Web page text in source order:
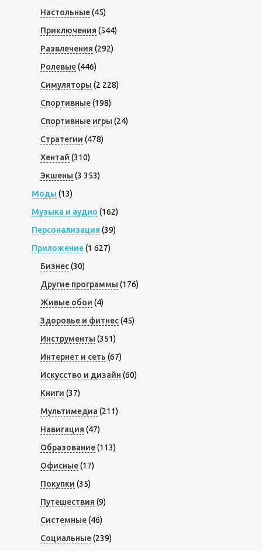
Настольные(45)
Приключения (544)
Развлечения (292)
Ролевые(446)
Симуляторы (2 228)
Спортивные(198)
Спортивные игры (24)
Стратегии (478)
Хентай (310)
Экшены (3 353)
Моды (13)
Музыка и аудио (162)
Персонализация (39)
Приложение(1 627)
Бизнес(30)
Другие программы (176)
Живые обои (4)
Здоровье и фитнес(45)
Инструменты (351)
Интернет и сеть (67)
Искусство и дизайн (60)
Книги (37)
Мультимедиа (211)
Навигация (47)
Образование(113)
Офисные(17)
Покупки (35)
Путешествия (9)
Системные(46)
Социальные(239)